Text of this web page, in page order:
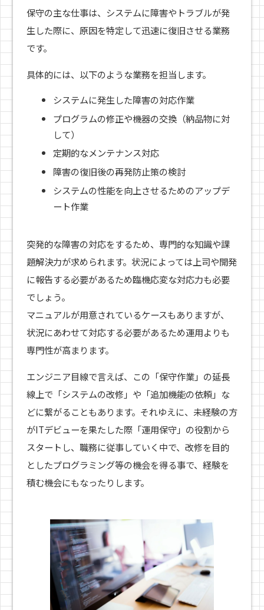
保守の主な仕事は、システムに障害やトラブルが発
生した際に、原因を特定して迅速に復旧させる業務
です。
具体的には、以下のような業務を担当します。
システムに発生した障害の対応作業
プログラムの修正や機器の交換（納品物に対
して）
定期的なメンテナンス対応
障害の復旧後の再発防止策の検討
システムの性能を向上させるためのアップデ
ート作業
突発的な障害の対応をするため、専門的な知識や課
題解決力が求められます。状況によっては上司や開発
に報告する必要があるため臨機応変な対応力も必要
でしょう。
マニュアルが用意されているケースもありますが、
状況にあわせて対応する必要があるため運用よりも
専門性が高まります。
エンジニア目線で言えば、この「保守作業」の延長
線上で「システムの改修」や「追加機能の依頼」な
どに繋がることもあります。それゆえに、未経験の方
がITデビューを果たした際「運用保守」の役割から
スタートし、職務に従事していく中で、改修を目的
としたプログラミング等の機会を得る事で、経験を
積む機会にもなったりします。